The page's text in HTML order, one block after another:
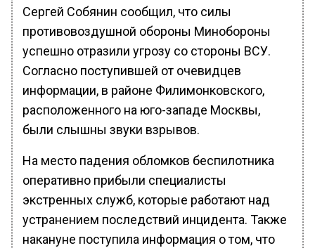
Сергей Собянин сообщил, что силы
противовоздушной обороны Минобороны
успешно отразили угрозу со стороны ВСУ.
Согласно поступившей от очевидцев
информации, в районе Филимонковского,
расположенного на юго-западе Москвы,
были слышны звуки взрывов.
На место падения обломков беспилотника
оперативно прибыли специалисты
экстренных служб, которые работают над
устранением последствий инцидента. Также
накануне поступила информация о том, что